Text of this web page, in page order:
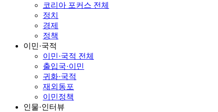
코리아 포커스 전체
정치
경제
정책
이민·국적
이민·국적 전체
출입국·이민
귀화·국적
재외동포
이민정책
인물·인터뷰